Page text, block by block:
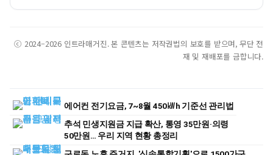
ⓒ 2024–2026 인트라매거진. 본 콘텐츠는 저작권법의 보호를 받으며, 무단 전
재 및 재배포를 금합니다.
에어컨 전기요금, 7~8월 450㎾h 기준선 관리법
추석 민생지원금 지급 확산, 통영 35만원·의령
50만원… 우리 지역 현황 총정리